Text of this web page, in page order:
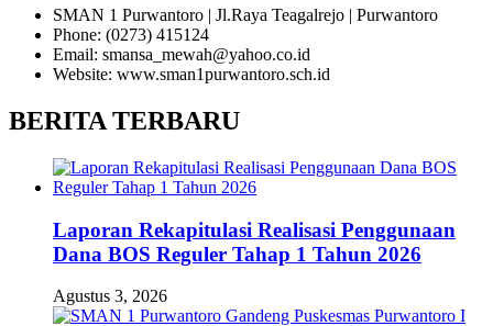
SMAN 1 Purwantoro | Jl.Raya Teagalrejo | Purwantoro
Phone: (0273) 415124
Email: smansa_mewah@yahoo.co.id
Website: www.sman1purwantoro.sch.id
BERITA TERBARU
Laporan Rekapitulasi Realisasi Penggunaan
Dana BOS Reguler Tahap 1 Tahun 2026
Agustus 3, 2026